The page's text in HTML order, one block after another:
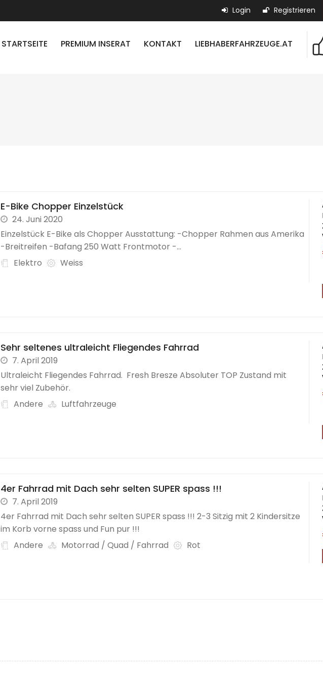
Login Registrieren
STARTSEITE PREMIUM INSERAT KONTAKT LIEBHABERFAHRZEUGE.AT
E-Bike Chopper Einzelstück
24. Juni 2020
Einzelstück E-Bike als Chopper Ausstattung: -Chopper Rahmen aus Amerika
-Breitreifen -Bafang 250 Watt Frontmotor -...
Elektro
Weiss
Sehr seltenes ultraleicht Fliegendes Fahrrad
7. April 2019
Ultraleicht Fliegendes Fahrrad. Fresh Bresze Absoluter TOP Zustand mit
sehr viel Zubehör.
Andere
Luftfahrzeuge
4er Fahrrad mit Dach sehr selten SUPER spass !!!
7. April 2019
4er Fahrrad mit Dach sehr selten SUPER spass !!! 2-3 Sitzig mit 2 Kindersitze
im Korb vorne spass und Fun pur !!!
Andere
Motorrad / Quad / Fahrrad Rot